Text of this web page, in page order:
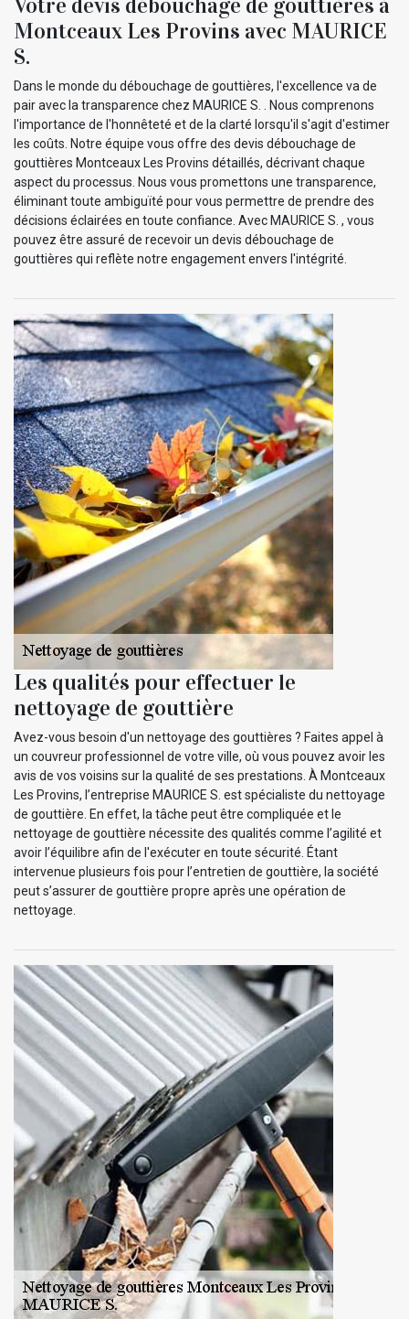
Votre devis débouchage de gouttières à
Montceaux Les Provins avec MAURICE
S.
Dans le monde du débouchage de gouttières, l'excellence va de
pair avec la transparence chez MAURICE S. . Nous comprenons
l'importance de l'honnêteté et de la clarté lorsqu'il s'agit d'estimer
les coûts. Notre équipe vous offre des devis débouchage de
gouttières Montceaux Les Provins détaillés, décrivant chaque
aspect du processus. Nous vous promettons une transparence,
éliminant toute ambiguïté pour vous permettre de prendre des
décisions éclairées en toute confiance. Avec MAURICE S. , vous
pouvez être assuré de recevoir un devis débouchage de
gouttières qui reflète notre engagement envers l'intégrité.
Les qualités pour effectuer le
nettoyage de gouttière
Avez-vous besoin d'un nettoyage des gouttières ? Faites appel à
un couvreur professionnel de votre ville, où vous pouvez avoir les
avis de vos voisins sur la qualité de ses prestations. À Montceaux
Les Provins, l’entreprise MAURICE S. est spécialiste du nettoyage
de gouttière. En effet, la tâche peut être compliquée et le
nettoyage de gouttière nécessite des qualités comme l’agilité et
avoir l’équilibre afin de l'exécuter en toute sécurité. Étant
intervenue plusieurs fois pour l’entretien de gouttière, la société
peut s’assurer de gouttière propre après une opération de
nettoyage.